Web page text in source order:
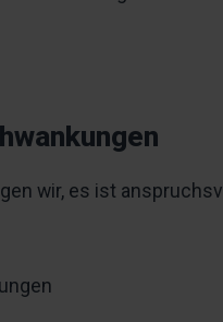
wir, es ist